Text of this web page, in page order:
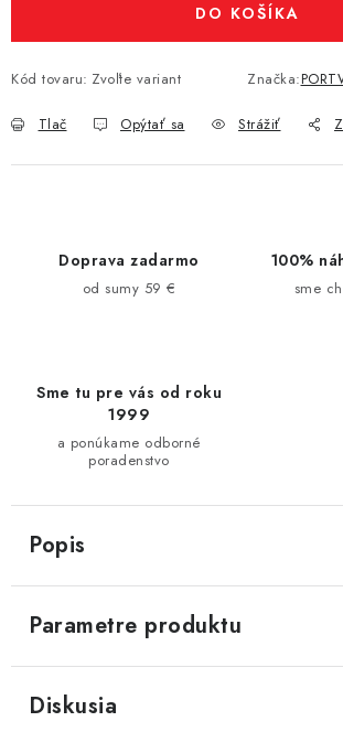
DO KOŠÍKA
Kód tovaru: Zvoľte variant Značka:
Tlač Opýtať sa Strážiť
Doprava zadarmo
od sumy 59 €
100%
sme
Sme tu pre vás od roku
1999
a ponúkame odborné
poradenstvo
Popis
Parametre produktu
Diskusia